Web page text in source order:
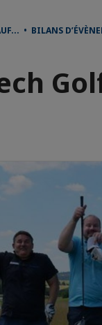
• BILANS